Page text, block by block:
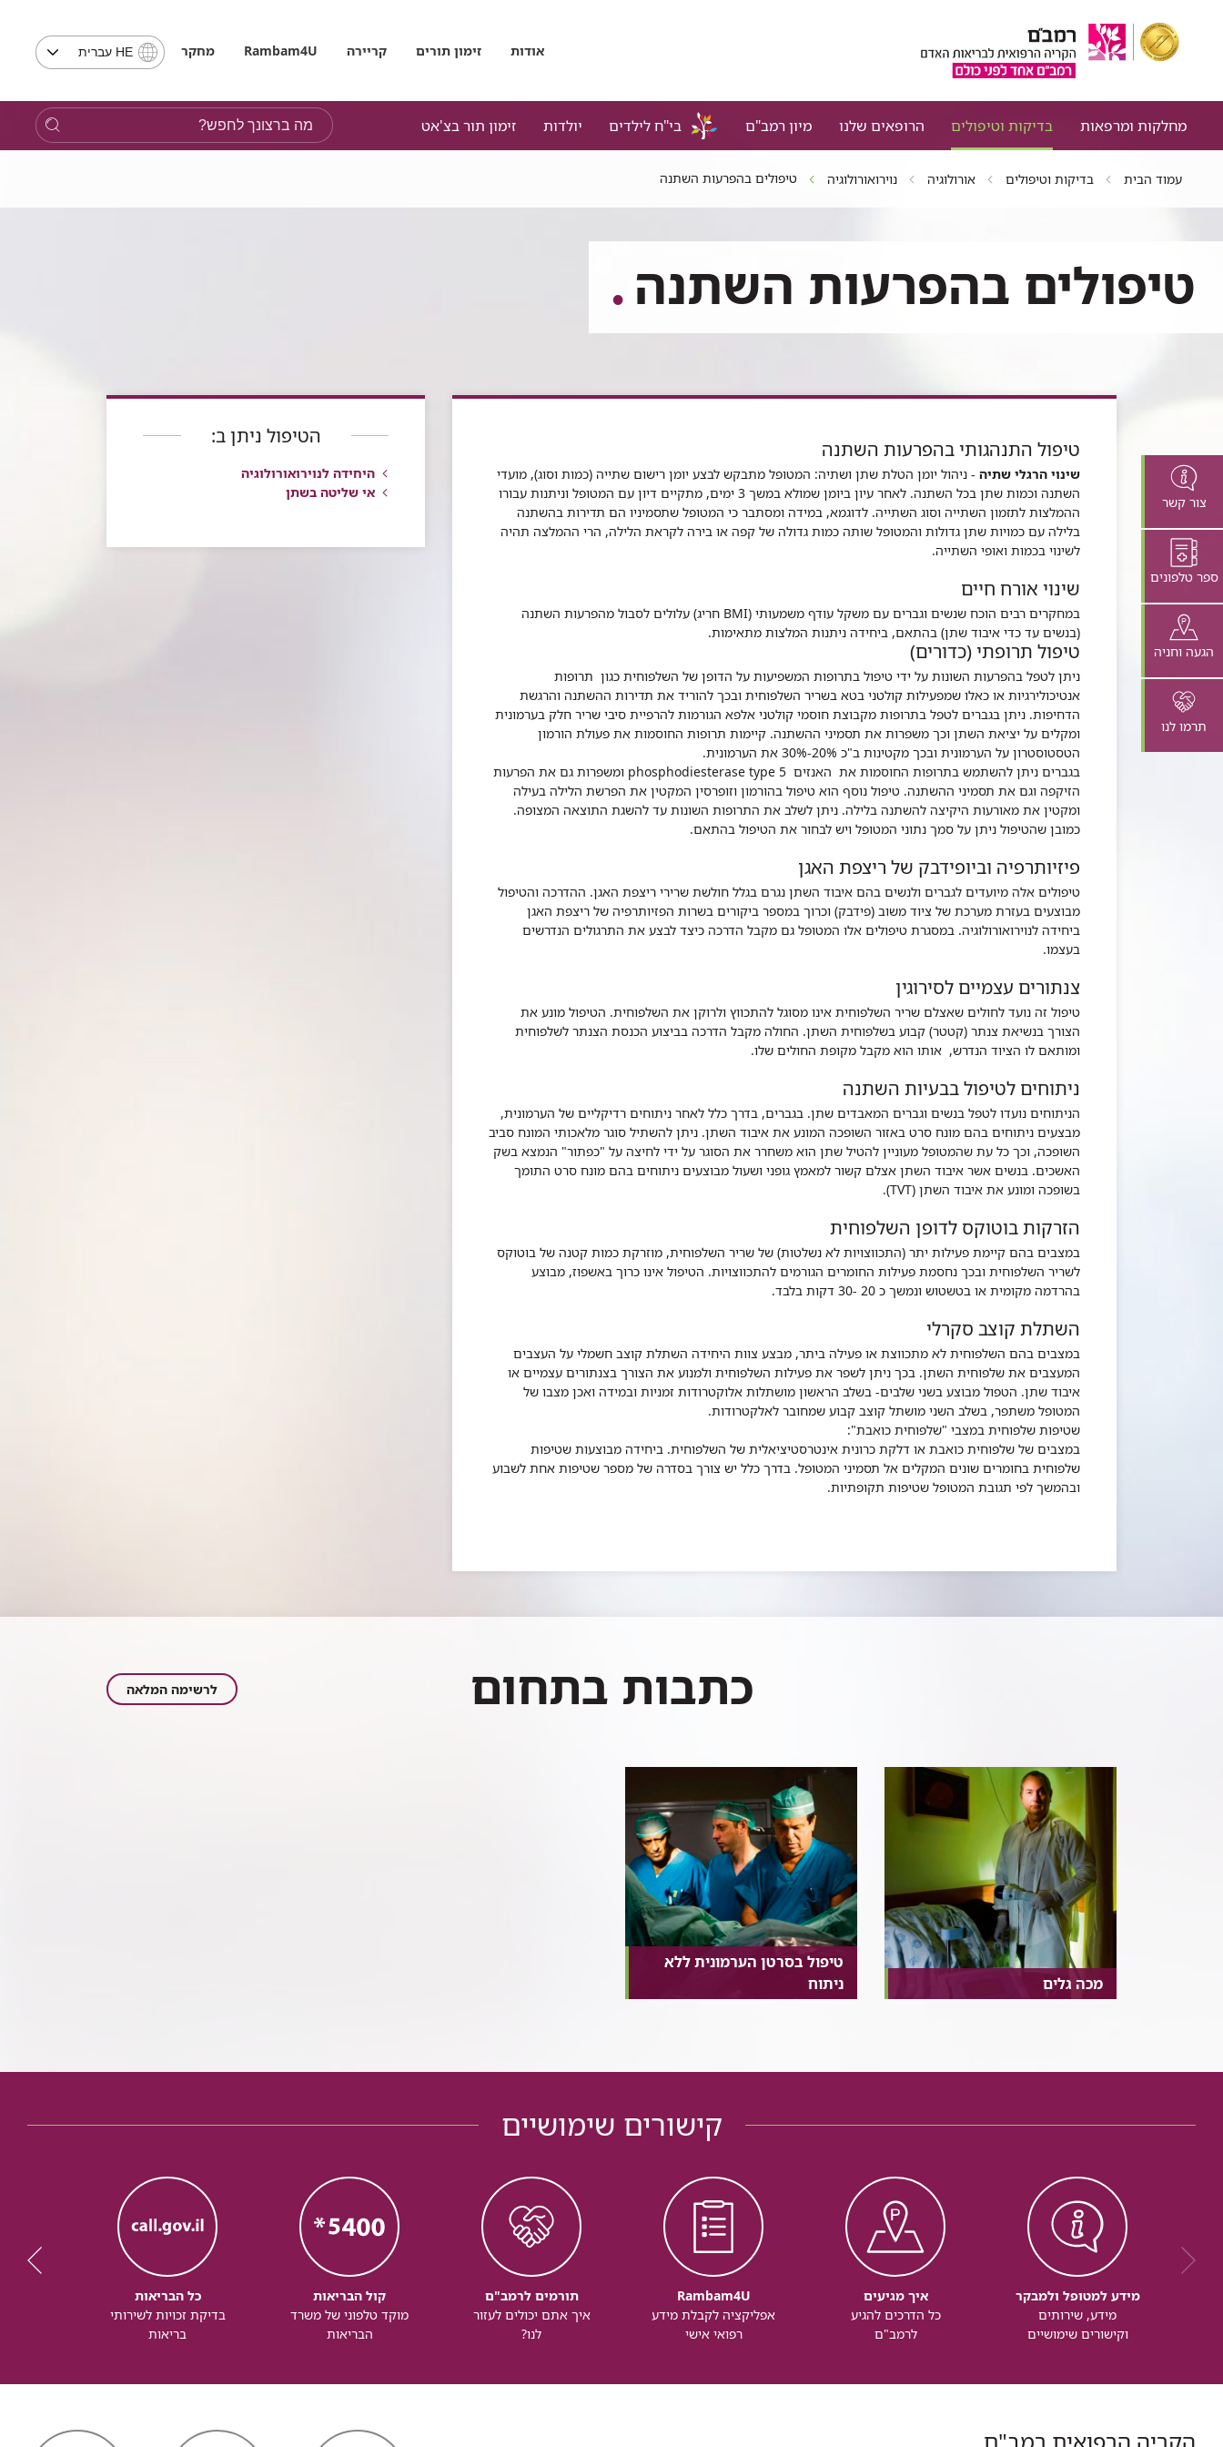
אודות זימון תורים קריירה Rambam4U מחקר
בחירת
שים
לב,
בבחירת
לאתר
HE עברית
מחלקות ומרפאות בדיקות וטיפולים הרופאים שלנו מיון רמב"ם בי"ח לילדים יולדות זימון תור בצ'אט
מה
ברצונך
לחפש?
צור קשר
ספר טלפונים
הגעה וחניה
תרמו לנו
עמוד הבית בדיקות וטיפולים אורולוגיה נוירואורולוגיה טיפולים בהפרעות השתנה
טיפולים בהפרעות השתנה
טיפול התנהגותי בהפרעות השתנה
שינוי הרגלי שתיה - ניהול יומן הטלת שתן ושתיה: המטופל מתבקש לבצע יומן רישום שתייה (כמות וסוג), מועדי
השתנה וכמות שתן בכל השתנה. לאחר עיון ביומן שמולא במשך 3 ימים, מתקיים דיון עם המטופל וניתנות עבורו
ההמלצות לתזמון השתייה וסוג השתייה. לדוגמא, במידה ומסתבר כי המטופל שתסמיניו הם תדירות בהשתנה
בלילה עם כמויות שתן גדולות והמטופל שותה כמות גדולה של קפה או בירה לקראת הלילה, הרי ההמלצה תהיה
לשינוי בכמות ואופי השתייה.
שינוי אורח חיים
במחקרים רבים הוכח שנשים וגברים עם משקל עודף משמעותי (BMI חריג) עלולים לסבול מהפרעות השתנה
(בנשים עד כדי איבוד שתן) בהתאם, ביחידה ניתנות המלצות מתאימות.
טיפול תרופתי (כדורים)
ניתן לטפל בהפרעות השונות על ידי טיפול בתרופות המשפיעות על הדופן של השלפוחית כגון תרופות
אנטיכולירגיות או כאלו שמפעילות קולטני בטא בשריר השלפוחית ובכך להוריד את תדירות ההשתנה והרגשת
הדחיפות. ניתן בגברים לטפל בתרופות מקבוצת חוסמי קולטני אלפא הגורמות להרפיית סיבי שריר חלק בערמונית
ומקלים על יציאת השתן וכך משפרות את תסמיני ההשתנה. קיימות תרופות החוסמות את פעולת הורמון
הטסטוסטרון על הערמונית ובכך מקטינות ב"כ 20%-30% את הערמונית.
בגברים ניתן להשתמש בתרופות החוסמות את האנזים phosphodiesterase type 5 ומשפרות גם את הפרעות
הזיקפה וגם את תסמיני ההשתנה. טיפול נוסף הוא טיפול בהורמון וזופרסין המקטין את הפרשת הלילה בעילה
ומקטין את מאורעות היקיצה להשתנה בלילה. ניתן לשלב את התרופות השונות עד להשגת התוצאה המצופה.
כמובן שהטיפול ניתן על סמך נתוני המטופל ויש לבחור את הטיפול בהתאם.
פיזיותרפיה וביופידבק של ריצפת האגן
טיפולים אלה מיועדים לגברים ולנשים בהם איבוד השתן נגרם בגלל חולשת שרירי ריצפת האגן. ההדרכה והטיפול
מבוצעים בעזרת מערכת של ציוד משוב (פידבק) וכרוך במספר ביקורים בשרות הפזיותרפיה של ריצפת האגן
ביחידה לנוירואורולוגיה. במסגרת טיפולים אלו המטופל גם מקבל הדרכה כיצד לבצע את התרגולים הנדרשים
בעצמו.
צנתורים עצמיים לסירוגין
טיפול זה נועד לחולים שאצלם שריר השלפוחית אינו מסוגל להתכווץ ולרוקן את השלפוחית. הטיפול מונע את
הצורך בנשיאת צנתר (קטטר) קבוע בשלפוחית השתן. החולה מקבל הדרכה בביצוע הכנסת הצנתר לשלפוחית
ומותאם לו הציוד הנדרש, אותו הוא מקבל מקופת החולים שלו.
ניתוחים לטיפול בבעיות השתנה
הניתוחים נועדו לטפל בנשים וגברים המאבדים שתן. בגברים, בדרך כלל לאחר ניתוחים רדיקליים של הערמונית,
מבצעים ניתוחים בהם מונח סרט באזור השופכה המונע את איבוד השתן. ניתן להשתיל סוגר מלאכותי המונח סביב
השופכה, וכך כל עת שהמטופל מעוניין להטיל שתן הוא משחרר את הסוגר על ידי לחיצה על "כפתור" הנמצא בשק
האשכים. בנשים אשר איבוד השתן אצלם קשור למאמץ גופני ושעול מבוצעים ניתוחים בהם מונח סרט התומך
בשופכה ומונע את איבוד השתן (TVT).
הזרקות בוטוקס לדופן השלפוחית
במצבים בהם קיימת פעילות יתר (התכווצויות לא נשלטות) של שריר השלפוחית, מוזרקת כמות קטנה של בוטוקס
לשריר השלפוחית ובכך נחסמת פעילות החומרים הגורמים להתכווצויות. הטיפול אינו כרוך באשפוז, מבוצע
בהרדמה מקומית או בטשטוש ונמשך כ 20 -30 דקות בלבד.
השתלת קוצב סקרלי
במצבים בהם השלפוחית לא מתכווצת או פעילה ביתר, מבצע צוות היחידה השתלת קוצב חשמלי על העצבים
המעצבים את שלפוחית השתן. בכך ניתן לשפר את פעילות השלפוחית ולמנוע את הצורך בצנתורים עצמיים או
איבוד שתן. הטפול מבוצע בשני שלבים- בשלב הראשון מושתלות אלוקטרודות זמניות ובמידה ואכן מצבו של
המטופל משתפר, בשלב השני מושתל קוצב קבוע שמחובר לאלקטרודות.
שטיפות שלפוחית במצבי "שלפוחית כואבת":
במצבים של שלפוחית כואבת או דלקת כרונית אינטרסטיציאלית של השלפוחית. ביחידה מבוצעות שטיפות
שלפוחית בחומרים שונים המקלים אל תסמיני המטופל. בדרך כלל יש צורך בסדרה של מספר שטיפות אחת לשבוע
ובהמשך לפי תגובת המטופל שטיפות תקופתיות.
הטיפול ניתן ב:
היחידה לנוירואורולוגיה
אי שליטה בשתן
כתבות בתחום
כתבות
בתחום
לרשימה המלאה
מכה גלים
טיפול בסרטן הערמונית ללא
ניתוח
קישורים שימושיים
מידע למטופל ולמבקר
מידע, שירותים
וקישורים שימושיים
איך מגיעים
כל הדרכים להגיע
לרמב"ם
Rambam4U
אפליקציה לקבלת מידע
רפואי אישי
תורמים לרמב"ם
איך אתם יכולים לעזור
לנו?
קול הבריאות
מוקד טלפוני של משרד
הבריאות
כל הבריאות
בדיקת זכויות לשירותי
בריאות